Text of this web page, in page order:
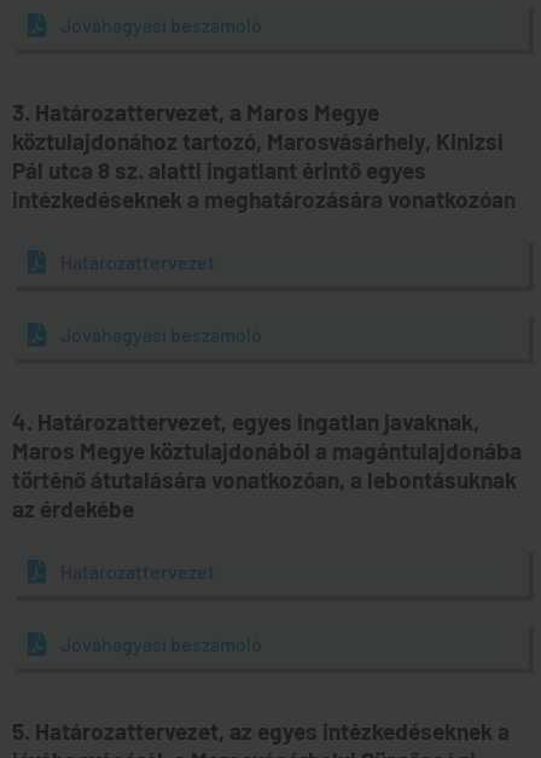
Jóváhagyási beszámoló
3. Határozattervezet, a Maros Megye
köztulajdonához tartozó, Marosvásárhely, Kinizsi
Pál utca 8 sz. alatti ingatlant érintő egyes
intézkedéseknek a meghatározására vonatkozóan
Határozattervezet
Jóváhagyási beszámoló
4. Határozattervezet, egyes ingatlan javaknak,
Maros Megye köztulajdonából a magántulajdonába
történő átutalására vonatkozóan, a lebontásuknak
az érdekébe
Határozattervezet
Jóváhagyási beszámoló
5. Határozattervezet, az egyes intézkedéseknek a